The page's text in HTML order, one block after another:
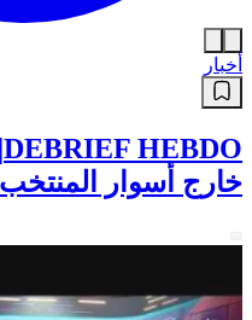
أخبار
خارج أسوار